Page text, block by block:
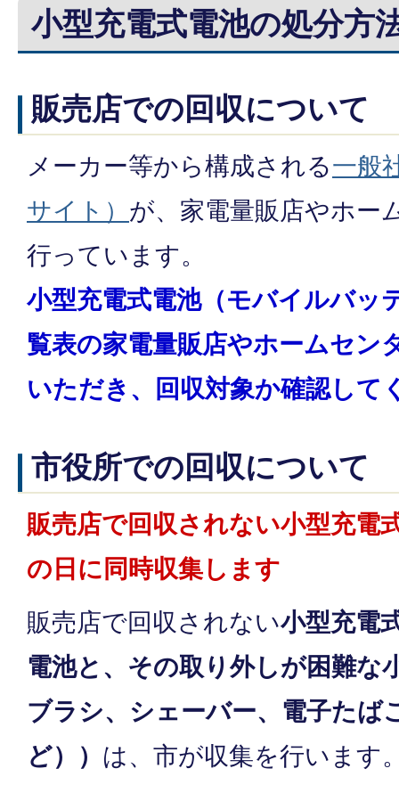
小型充電式電池の処分方
販売店での回収について
メーカー等から構成される一般
サイト） が、家電量販店やホー
行っています。
小型充電式電池（モバイルバッ
覧表の家電量販店やホームセン
いただき、回収対象か確認して
市役所での回収について
販売店で回収されない小型充電
の日に同時収集します
販売店で回収されない小型充電
電池と、その取り外しが困難な
ブラシ、シェーバー、電子たば
ど）） は、市が収集を行います